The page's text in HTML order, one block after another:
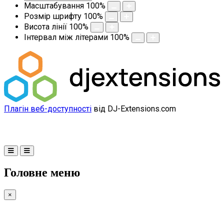
Масштабування 100%
Розмір шрифту 100%
Висота лінії 100%
Інтервал між літерами 100%
Плагін веб-доступності від DJ-Extensions.com
Головне меню
×